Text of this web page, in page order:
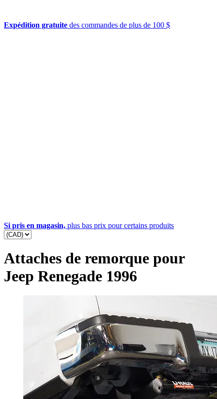
Expédition gratuite des commandes de plus de 100 $
Si pris en magasin, plus bas prix pour certains produits
Attaches de remorque pour
Jeep Renegade 1996